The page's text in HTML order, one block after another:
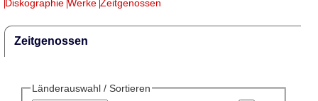
Diskographie Werke Zeitgenossen
Zeitgenossen
Länderauswahl / Sortieren